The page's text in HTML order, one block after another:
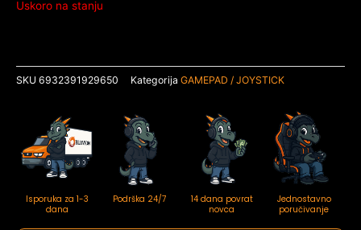
Uskoro na stanju
SKU 6932391929650 Kategorija GAMEPAD / JOYSTICK
Isporuka za 1-3
dana
Podrška 24/7
14 dana povrat
novca
Jednostavno
poručivanje